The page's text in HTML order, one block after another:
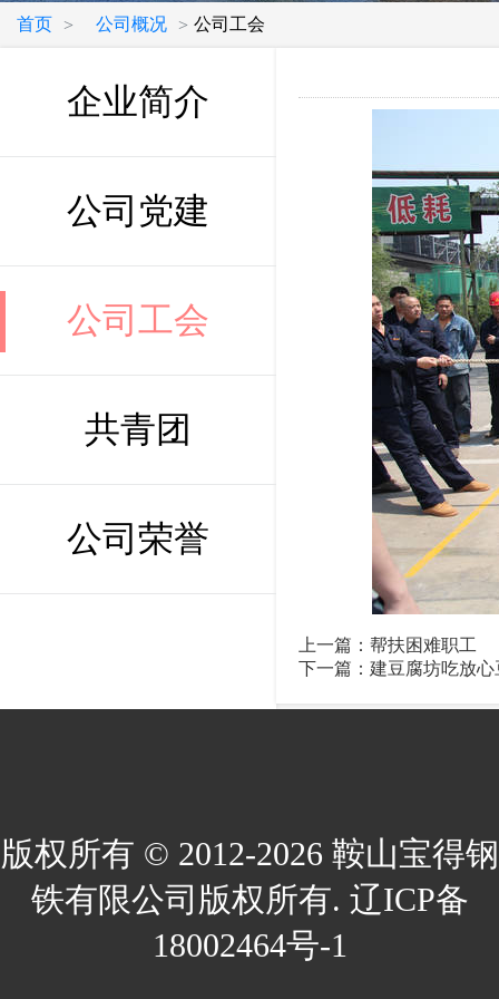
首页 > 公司概况 > 公司工会
企业简介
公司党建
公司工会
共青团
公司荣誉
上一篇： 帮扶困难职工
下一篇： 建豆腐坊吃放心
版权所有 © 2012-2026 鞍山宝得钢
铁有限公司版权所有. 辽ICP备
18002464号-1